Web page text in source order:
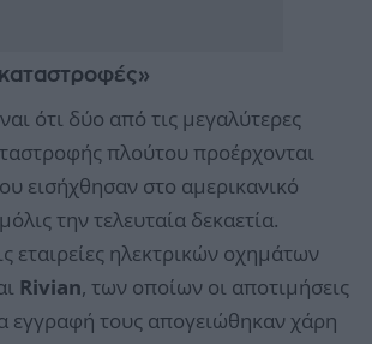
ότι δύο από τις μεγαλύτερες
πλούτου προέρχονται
εισήχθησαν στο αμερικανικό
την τελευταία δεκαετία.
εταιρείες ηλεκτρικών οχημάτων
Rivian, των οποίων οι αποτιμήσεις
εγγραφή τους απογειώθηκαν χάρη